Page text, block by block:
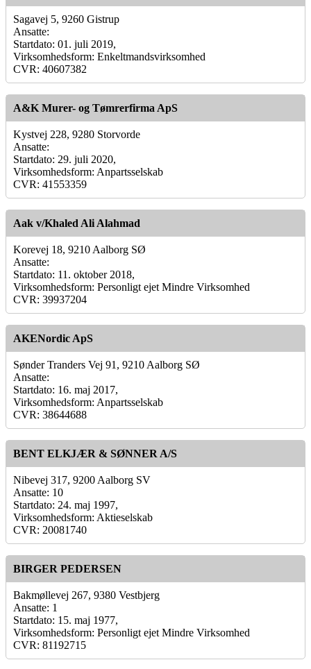
Sagavej 5, 9260 Gistrup
Ansatte:
Startdato: 01. juli 2019,
Virksomhedsform: Enkeltmandsvirksomhed
CVR: 40607382
A&K Murer- og Tømrerfirma ApS
Kystvej 228, 9280 Storvorde
Ansatte:
Startdato: 29. juli 2020,
Virksomhedsform: Anpartsselskab
CVR: 41553359
Aak v/Khaled Ali Alahmad
Korevej 18, 9210 Aalborg SØ
Ansatte:
Startdato: 11. oktober 2018,
Virksomhedsform: Personligt ejet Mindre Virksomhed
CVR: 39937204
AKENordic ApS
Sønder Tranders Vej 91, 9210 Aalborg SØ
Ansatte:
Startdato: 16. maj 2017,
Virksomhedsform: Anpartsselskab
CVR: 38644688
BENT ELKJÆR & SØNNER A/S
Nibevej 317, 9200 Aalborg SV
Ansatte: 10
Startdato: 24. maj 1997,
Virksomhedsform: Aktieselskab
CVR: 20081740
BIRGER PEDERSEN
Bakmøllevej 267, 9380 Vestbjerg
Ansatte: 1
Startdato: 15. maj 1977,
Virksomhedsform: Personligt ejet Mindre Virksomhed
CVR: 81192715